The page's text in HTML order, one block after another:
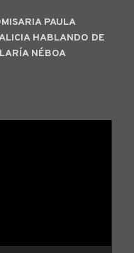
PAULA
HABLANDO DE
NÉBOA